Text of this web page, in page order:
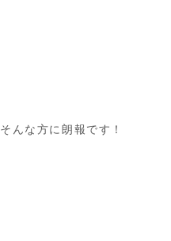
そんな方に朗報です！